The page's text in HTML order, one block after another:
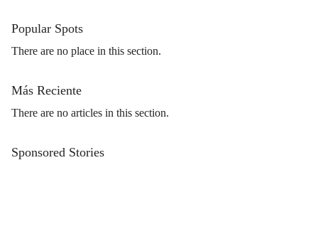
Popular Spots
There are no place in this section.
Más Reciente
There are no articles in this section.
Sponsored Stories